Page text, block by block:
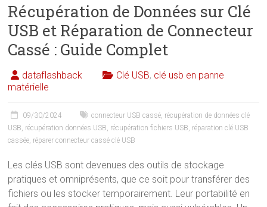
Récupération de Données sur Clé
USB et Réparation de Connecteur
Cassé : Guide Complet
dataflashback Clé USB, clé usb en panne
matérielle
09/30/2024 connecteur USB cassé, récupération de données clé
USB, récupération données USB, récupération fichiers USB, réparation clé USB
cassée, réparer connecteur cassé clé USB
Les clés USB sont devenues des outils de stockage
pratiques et omniprésents, que ce soit pour transférer des
fichiers ou les stocker temporairement. Leur portabilité en